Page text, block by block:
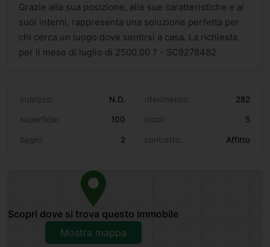
Grazie alla sua posizione, alle sue caratteristiche e ai
suoi interni, rappresenta una soluzione perfetta per
chi cerca un luogo dove sentirsi a casa. La richiesta
per il mese di luglio di 2500,00 ? - SC9278482
indirizzo: N.D. riferimento: 282
superficie: 100 locali: 5
bagni: 2 contratto: Affitto
Scopri dove si trova questo immobile
Mostra mappa